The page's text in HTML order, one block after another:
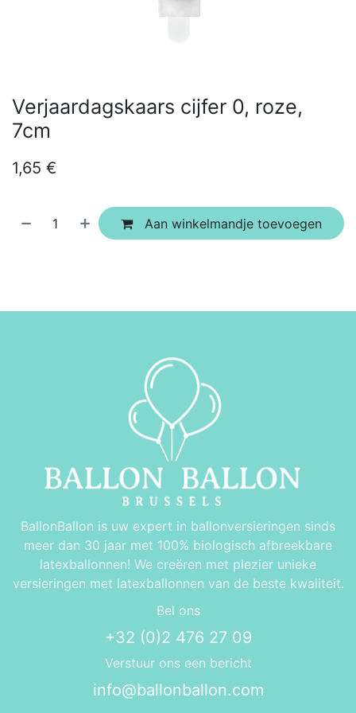
Verjaardagskaars cijfer 0, roze,
7cm
1,65 €
Aan winkelmandje toevoegen
BallonBallon is uw expert in ballonversieringen sinds
meer dan 30 jaar met 100% biologisch afbreekbare
latexballonnen! We creëren met plezier unieke
versieringen met latexballonnen van de beste kwaliteit.
Bel ons
+32 (0)2 476 27 09
Verstuur ons een bericht
info@ballonballon.com